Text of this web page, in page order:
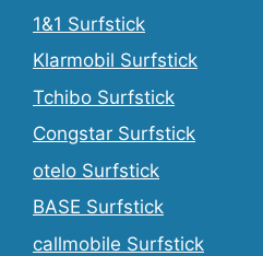
1&1 Surfstick
Klarmobil Surfstick
Tchibo Surfstick
Congstar Surfstick
otelo Surfstick
BASE Surfstick
callmobile Surfstick